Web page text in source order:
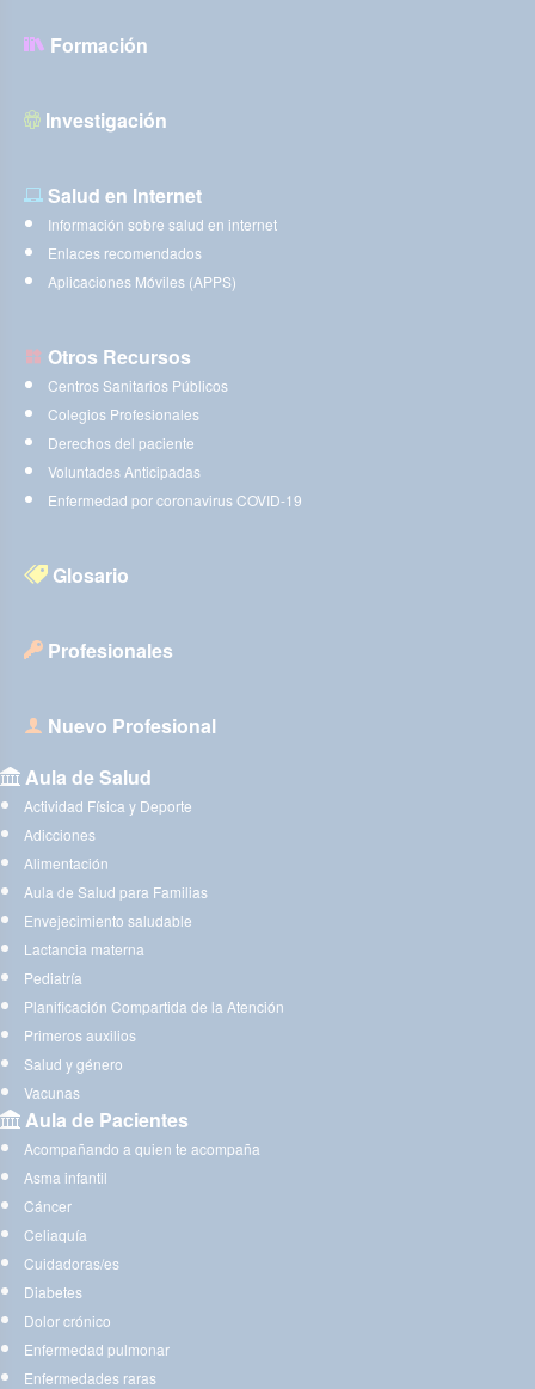
Formación
Investigación
Salud en Internet
Información sobre salud en internet
Enlaces recomendados
Aplicaciones Móviles (APPS)
Otros Recursos
Centros Sanitarios Públicos
Colegios Profesionales
Derechos del paciente
Voluntades Anticipadas
Enfermedad por coronavirus COVID-19
Glosario
Profesionales
Nuevo Profesional
Aula de Salud
Actividad Física y Deporte
Adicciones
Alimentación
Aula de Salud para Familias
Envejecimiento saludable
Lactancia materna
Pediatría
Planificación Compartida de la Atención
Primeros auxilios
Salud y género
Vacunas
Aula de Pacientes
Acompañando a quien te acompaña
Asma infantil
Cáncer
Celiaquía
Cuidadoras/es
Diabetes
Dolor crónico
Enfermedad pulmonar
Enfermedades raras